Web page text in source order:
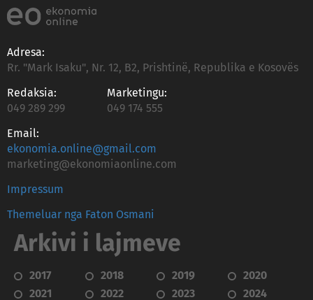
Adresa:
Rr. "Mark Isaku", Nr. 12, B2, Prishtinë, Republika e Kosovës
Redaksia:
049 289 299
Marketingu:
049 174 555
Email:
ekonomia.online@gmail.com
marketing@ekonomiaonline.com
Impressum
Themeluar nga Faton Osmani
Arkivi i lajmeve
2017 2018 2019
2020
2021
2022 2023
2024